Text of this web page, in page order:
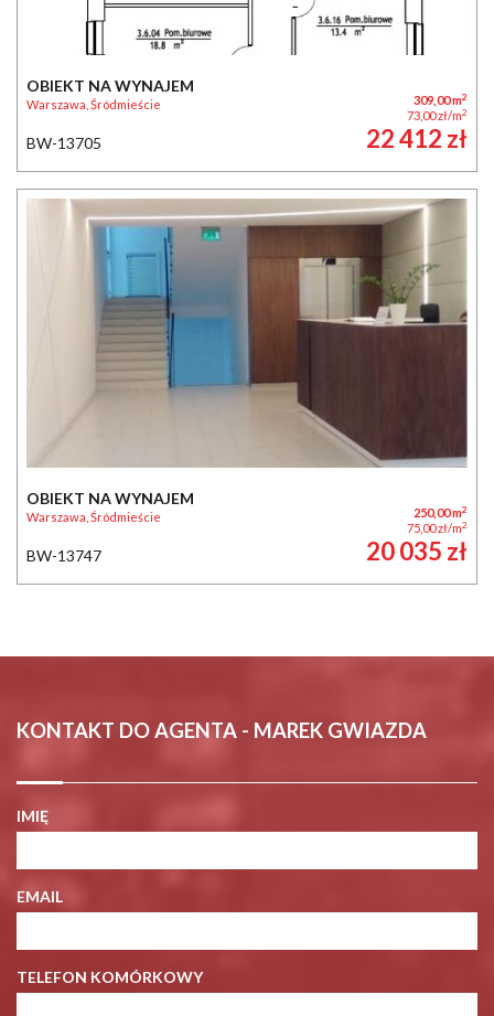
OBIEKT NA WYNAJEM
Warszawa, Śródmieście 309,00 m2
73,00 zł/m2
BW-13705 22 412 zł
OBIEKT NA WYNAJEM
Warszawa, Śródmieście 250,00 m2
75,00 zł/m2
BW-13747 20 035 zł
KONTAKT DO AGENTA - MAREK GWIAZDA
IMIĘ
EMAIL
TELEFON KOMÓRKOWY